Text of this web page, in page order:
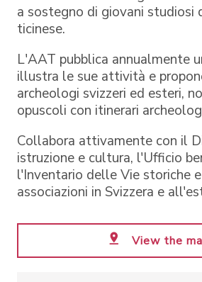
a sostegno di giovani studiosi
ticinese.
L'AAT pubblica annualmente
illustra le sue attività e
archeologi svizzeri ed esteri,
opuscoli con itinerari
Collabora attivamente con il
istruzione e cultura, l'Ufficio
l'Inventario delle Vie storiche
associazioni in Svizzera e
View the